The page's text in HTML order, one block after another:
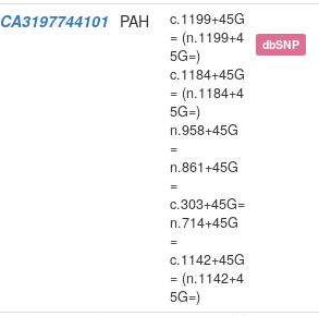
CA3197744101 PAH
c.1199+45G
= (n.1199+4
5G=)
c.1184+45G
= (n.1184+4
5G=)
n.958+45G
=
n.861+45G
=
c.303+45G=
n.714+45G
=
c.1142+45G
= (n.1142+4
5G=)
dbSNP